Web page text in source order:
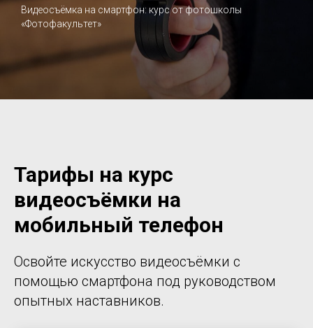
Видеосъёмка на смартфон: курс от фотошколы
«Фотофакультет»
Тарифы на курс
видеосъёмки на
мобильный телефон
Освойте искусство видеосъёмки с
помощью смартфона под руководством
опытных наставников.